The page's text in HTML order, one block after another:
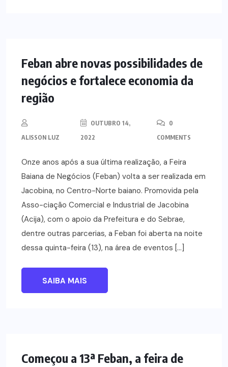
NOTÍCIAS
Feban abre novas possibilidades de
negócios e fortalece economia da
região
ALISSON LUZ
OUTUBRO 14,
2022
0
COMMENTS
Onze anos após a sua última realização, a Feira
Baiana de Negócios (Feban) volta a ser realizada em
Jacobina, no Centro-Norte baiano. Promovida pela
Asso-ciação Comercial e Industrial de Jacobina
(Acija), com o apoio da Prefeitura e do Sebrae,
dentre outras parcerias, a Feban foi aberta na noite
dessa quinta-feira (13), na área de eventos […]
SAIBA MAIS
NOTÍCIAS
Começou a 13ª Feban, a feira de